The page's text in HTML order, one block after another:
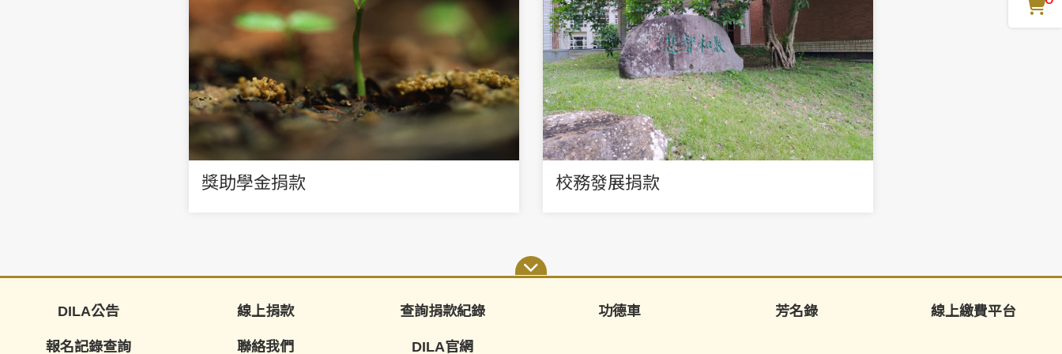
獎助學金捐款 校務發展捐款
DILA公告 線上捐款 查詢捐款紀錄 功德車 芳名錄 線上繳費平台
報名記錄查詢 聯絡我們 DILA官網